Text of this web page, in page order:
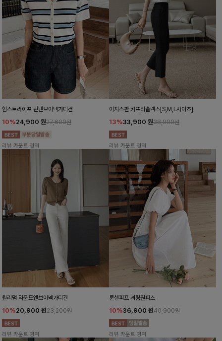
함스트라이프 린넨브이넥가디건
10%24,900 원27,600원
리뷰 카운트 영역
이지스판 카프리슬랙스[S,M,L사이즈]
13%33,900 원38,900원
리뷰 카운트 영역
윌리덤 라운드앤브이넥가디건
10%20,900 원23,200원
리뷰 카운트 영역
룬셀퍼프 셔링원피스
10%36,900 원40,900원
리뷰 카운트 영역